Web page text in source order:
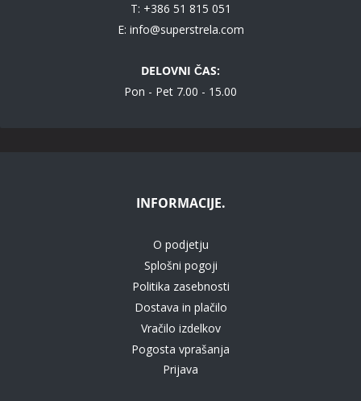
T: +386 51 815 051
E: info@superstrela.com
DELOVNI ČAS:
Pon - Pet 7.00 - 15.00
INFORMACIJE.
O podjetju
Splošni pogoji
Politika zasebnosti
Dostava in plačilo
Vračilo izdelkov
Pogosta vprašanja
Prijava